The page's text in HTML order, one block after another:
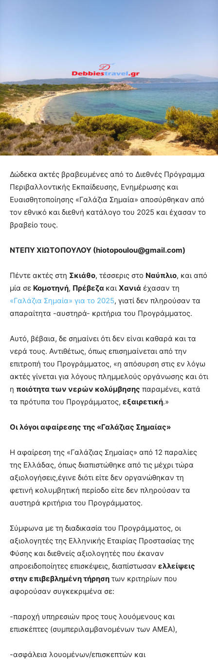
Δώδεκα ακτές βραβευμένες από το Διεθνές Πρόγραμμα
Περιβαλλοντικής Εκπαίδευσης, Ενημέρωσης και
Ευαισθητοποίησης «Γαλάζια Σημαία» αποσύρθηκαν από
τον εθνικό και διεθνή κατάλογο του 2025 και έχασαν το
βραβείο τους.
ΝΤΕΠΥ ΧΙΩΤΟΠΟΥΛΟΥ (hiotopoulou@gmail.com)
Πέντε ακτές στη Σκιάθο, τέσσερις στο Ναύπλιο, και από
μία σε Κομοτηνή, Πρέβεζα και Χανιά έχασαν τη
«Γαλάζια Σημαία» για το 2025, γιατί δεν πληρούσαν τα
απαραίτητα -αυστηρά- κριτήρια του Προγράμματος.
Αυτό, βέβαια, δε σημαίνει ότι δεν είναι καθαρά και τα
νερά τους. Αντιθέτως, όπως επισημαίνεται από την
επιτροπή του Προγράμματος, «η απόσυρση στις εν λόγω
ακτές γίνεται για λόγους πλημμελούς οργάνωσης και ότι
η ποιότητα των νερών κολύμβησης παραμένει, κατά
τα πρότυπα του Προγράμματος, εξαιρετική.»
Οι λόγοι αφαίρεσης της «Γαλάζιας Σημαίας»
Η αφαίρεση της «Γαλάζιας Σημαίας» από 12 παραλίες
της Ελλάδας, όπως διαπιστώθηκε από τις μέχρι τώρα
αξιολογήσεις,έγινε διότι είτε δεν οργανώθηκαν τη
φετινή κολυμβητική περίοδο είτε δεν πληρούσαν τα
αυστηρά κριτήρια του Προγράμματος.
Σύμφωνα με τη διαδικασία του Προγράμματος, οι
αξιολογητές της Ελληνικής Εταιρίας Προστασίας της
Φύσης και διεθνείς αξιολογητές που έκαναν
απροειδοποίητες επισκέψεις, διαπίστωσαν ελλείψεις
στην επιβεβλημένη τήρηση των κριτηρίων που
αφορούσαν συγκεκριμένα σε:
-παροχή υπηρεσιών προς τους λουόμενους και
επισκέπτες (συμπεριλαμβανομένων των ΑΜΕΑ),
-ασφάλεια λουομένων/επισκεπτών και